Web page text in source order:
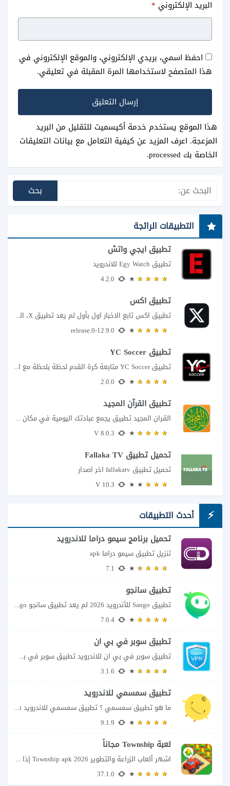
عيد الفطر المبارك جميع دول
العالم
المكي
البريد الإلكتروني *
احفظ اسمي، بريدي الإلكتروني، والموقع الإلكتروني في
هذا المتصفح لاستخدامها المرة المقبلة في تعليقي.
هذا الموقع يستخدم خدمة أكيسميت للتقليل من البريد
المزعجة. اعرف المزيد عن كيفية التعامل مع بيانات التعليقات
الخاصة بك processed
.
التطبيقات الرائجة
تطبيق ايجي واتش
تطبيق Egy Watch للاندرويد
تطبيق اكس
تطبيق اكس تابع الاخبار اول بأول لم يعد تطبيق X، المعروف سابقا باسم تويتر،...
تطبيق YC Soccer
تطبيق YC Soccer متابعة كرة القدم لحظة بلحظة مع اقتراب مباراة مصر والأرجنتين في...
تطبيق القرآن المجيد
القران المجيد تطبيق يجمع عبادتك اليومية في مكان واحد إذا كنت تبحث عن تطبيق...
تحميل تطبيق Fallaka TV
تحميل تطبيق fallakatv اخر اصدار
أحدث التطبيقات
تحميل برنامج سيمو دراما للاندرويد
تنزيل تطبيق سيمو دراما apk
تطبيق سانجو
تطبيق Sango للأندرويد 2026 لم يعد تطبيق سانجو Sango مجرد مساحة لإرسال الرسائل أو...
تطبيق سوبر في بي ان
تطبيق سوبر في بي ان للاندرويد تطبيق سوبر في بي ان من تطبيقات الشبكات...
تطبيق سمسمي للاندرويد
ما هو تطبيق سمسمي ؟ تطبيق سمسمي للاندرويد SimSimi هو برنامج دردشة افتراضية يسمح...
لعبة Township مجاناً
اشهر ألعاب الزراعة والتطوير Township apk 2026 إذا كنت تحب ألعاب الزراعة وبناء المدن،...